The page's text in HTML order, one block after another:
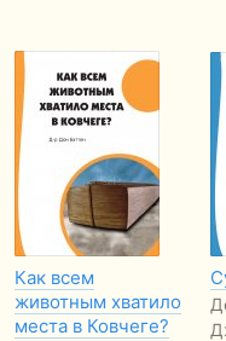
Как всем
животным хватило
места в Ковчеге?